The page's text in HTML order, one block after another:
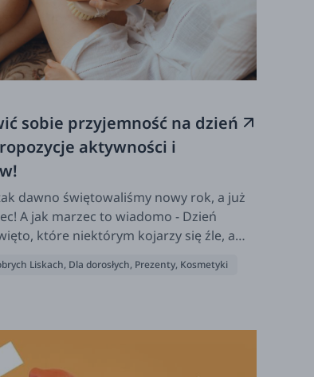
sobie przyjemność na dzień
aktywności i
dawno świętowaliśmy nowy rok, a już
A jak marzec to wiadomo - Dzień
które niektórym kojarzy się źle, a
cieszyć przyprawiały o uśmiech
Liskach, Dla dorosłych, Prezenty, Kosmetyki